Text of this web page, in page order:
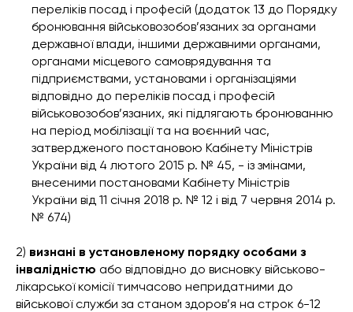
переліків посад і професій (додаток 13 до Порядку
бронювання військовозобов’язаних за органами
державної влади, іншими державними органами,
органами місцевого самоврядування та
підприємствами, установами і організаціями
відповідно до переліків посад і професій
військовозобов’язаних, які підлягають бронюванню
на період мобілізації та на воєнний час,
затвердженого постановою Кабінету Міністрів
України від 4 лютого 2015 р. № 45, - із змінами,
внесеними постановами Кабінету Міністрів
України від 11 січня 2018 р. № 12 і від 7 червня 2014 р.
№ 674)
2) визнані в установленому порядку особами з
інвалідністю або відповідно до висновку військово-
лікарської комісії тимчасово непридатними до
військової служби за станом здоров’я на строк 6-12